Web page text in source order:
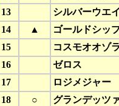
13
シルバーウエ
14 ▲
ゴールドシッ
15
コスモオオゾ
16
ゼロス
17
ロジメジャー
18 ○ グランデッツ